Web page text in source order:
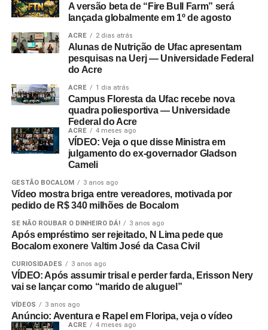
A versão beta de “Fire Bull Farm” será
lançada globalmente em 1º de agosto
ACRE 2 dias atrás
Alunas de Nutrição de Ufac apresentam
pesquisas na Uerj — Universidade Federal
do Acre
ACRE 1 dia atrás
Campus Floresta da Ufac recebe nova
quadra poliesportiva — Universidade
Federal do Acre
ACRE 4 meses ago
VÍDEO: Veja o que disse Ministra em
julgamento do ex-governador Gladson
Cameli
GESTÃO BOCALOM 3 anos ago
Vídeo mostra briga entre vereadores, motivada por
pedido de R$ 340 milhões de Bocalom
SE NÃO ROUBAR O DINHEIRO DÁ! 3 anos ago
Após empréstimo ser rejeitado, N Lima pede que
Bocalom exonere Valtim José da Casa Civil
CURIOSIDADES 3 anos ago
VÍDEO: Após assumir trisal e perder farda, Erisson Nery
vai se lançar como “marido de aluguel”
VÍDEOS 3 anos ago
Anúncio: Aventura e Rapel em Floripa, veja o vídeo
ACRE 4 meses ago